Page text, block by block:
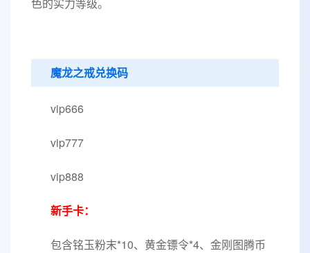
魔龙之戒兑换码
vip666
vip777
vip888
新手卡：
包含铭玉粉末*10、黄金镖令*4、金刚图腾币